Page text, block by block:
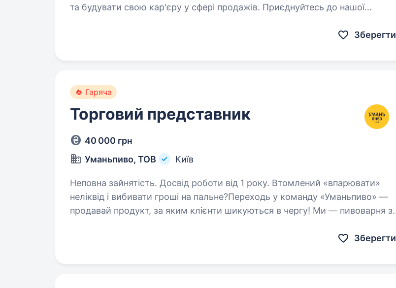
та будувати свою кар'єру у сфері продажів. Приєднуйтесь до нашої
Зберегти
Гаряча
Торговий представник
40 000 грн
Уманьпиво, ТОВ
Київ
Неповна зайнятість. Досвід роботи від 1 року. Втомлений «впарювати»
неліквід і вибивати гроші на пальне?Переходь у команду «Уманьпиво» —
продавай продукт, за яким клієнти шикуються в чергу! Ми — пивоварня зі
Зберегти